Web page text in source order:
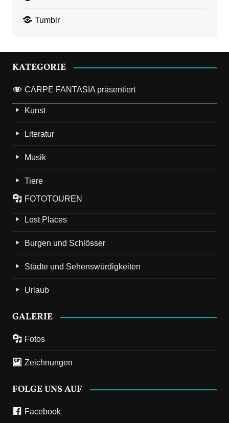
Tumblr
KATEGORIE
CARPE FANTASIA präsentiert
Kunst
Literatur
Musik
Tiere
FOTOTOUREN
Lost Places
Burgen und Schlösser
Städte und Sehenswürdigkeiten
Urlaub
GALERIE
Fotos
Zeichnungen
FOLGE UNS AUF
Facebook